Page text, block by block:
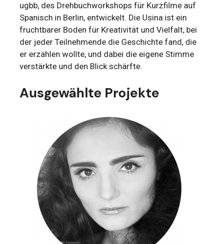
ugbb, des Drehbuchworkshops für Kurzfilme auf
Spanisch in Berlin, entwickelt. Die Usina ist ein
fruchtbarer Boden für Kreativität und Vielfalt, bei
der jeder Teilnehmende die Geschichte fand, die
er erzählen wollte, und dabei die eigene Stimme
verstärkte und den Blick schärfte.
Ausgewählte Projekte